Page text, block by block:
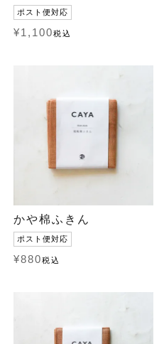
ポスト便対応
¥1,100税込
かや棉ふきん
ポスト便対応
¥880税込